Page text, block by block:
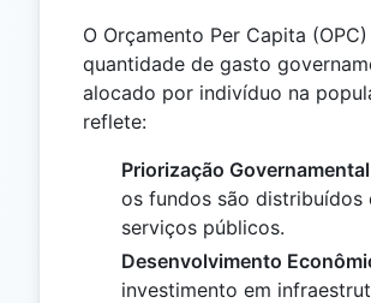
O Orçamento Per Capita
quantidade de gasto
alocado por indivíduo na
reflete:
Priorização Governamental
os fundos são distribuídos
serviços públicos.
Desenvolvimento
investimento em